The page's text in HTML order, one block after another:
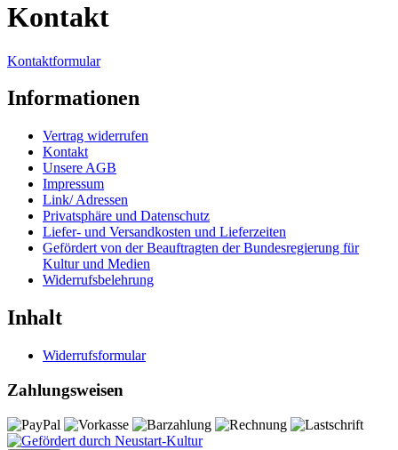
Kontakt
Kontaktformular
Informationen
Vertrag widerrufen
Kontakt
Unsere AGB
Impressum
Link/ Adressen
Privatsphäre und Datenschutz
Liefer- und Versandkosten und Lieferzeiten
Gefördert von der Beauftragten der Bundesregierung für
Kultur und Medien
Widerrufsbelehrung
Inhalt
Widerrufsformular
Zahlungsweisen